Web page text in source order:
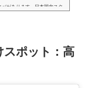
があります。日本国内スタ
スポット：高